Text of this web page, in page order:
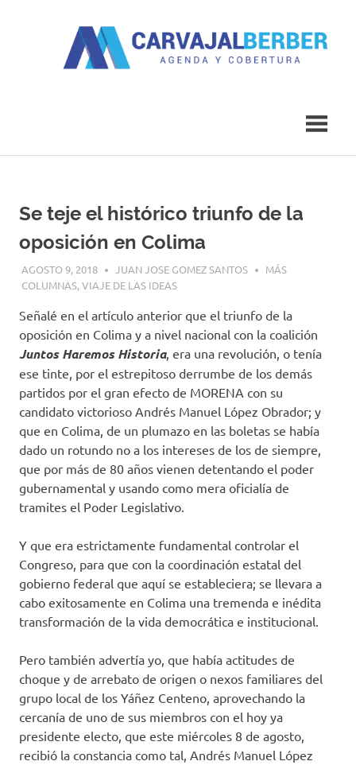
Se teje el histórico triunfo de la
oposición en Colima
AGOSTO 9, 2018 JUAN JOSE GOMEZ SANTOS
MÁS
COLUMNAS,VIAJE DE LAS IDEAS
Señalé en el artículo anterior que el triunfo de la
oposición en Colima y a nivel nacional con la coalición
Juntos Haremos Historia, era una revolución, o tenía
ese tinte, por el estrepitoso derrumbe de los demás
partidos por el gran efecto de MORENA con su
candidato victorioso Andrés Manuel López Obrador; y
que en Colima, de un plumazo en las boletas se había
dado un rotundo no a los intereses de los de siempre,
que por más de 80 años vienen detentando el poder
gubernamental y usando como mera oficialía de
tramites el Poder Legislativo.
Y que era estrictamente fundamental controlar el
Congreso, para que con la coordinación estatal del
gobierno federal que aquí se estableciera; se llevara a
cabo exitosamente en Colima una tremenda e inédita
transformación de la vida democrática e institucional.
Pero también advertía yo, que había actitudes de
choque y de arrebato de origen o nexos familiares del
grupo local de los Yáñez Centeno, aprovechando la
cercanía de uno de sus miembros con el hoy ya
presidente electo, que este miércoles 8 de agosto,
recibió la constancia como tal, Andrés Manuel López